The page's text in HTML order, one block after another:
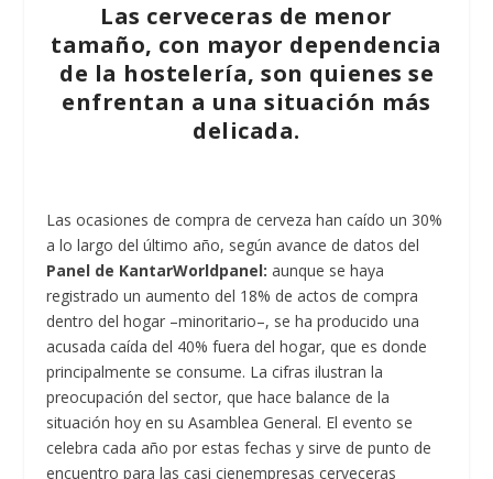
Las cerveceras de menor
tamaño, con mayor dependencia
de la hostelería, son quienes se
enfrentan a una situación más
delicada.
Las ocasiones de compra de cerveza han caído un 30%
a lo largo del último año, según avance de datos del
Panel de KantarWorldpanel: aunque se haya
registrado un aumento del 18% de actos de compra
dentro del hogar –minoritario–, se ha producido una
acusada caída del 40% fuera del hogar, que es donde
principalmente se consume. La cifras ilustran la
preocupación del sector, que hace balance de la
situación hoy en su Asamblea General. El evento se
celebra cada año por estas fechas y sirve de punto de
encuentro para las casi cienempresas cerveceras